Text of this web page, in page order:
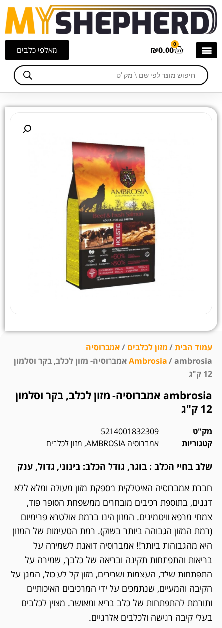
מאלפי כלבים ₪0.00
0
עמוד הבית/ מזון לכלבים /אמברוסיה
Ambrosia/ ambrosia אמברוסיה- מזון לכלב, בקר וסלמון
12 ק"ג
ambrosia אמברוסיה- מזון לכלב, בקר וסלמון
12 ק"ג
מק"ט
5214001832309
קטגוריות
אמברוסיה AMBROSIA , מזון לכלבים
שלב בחיי הכלב : בוגר, גודל הכלב: בינוני, גדול, ענק
חברת אמברוסיה האיטלקית מספקת מזון מעולה ומלא ללא
דגנים, בתוספת רכיבים מובחרים ממשפחת הסופר פוד,
צמחי מרפא וויטמינים. המזון הינו ברמת אולטרא פרימיום
(רמת המזון הגבוהה ביותר בשוק). רמת הטעימות של המזון
היא מהגבוהות ביותר!! אמברוסיה דואגת לשמירה על
בריאות והתפתחות תקינה ובריאה של כלבך, שמירה על
התפתחות שלד, העצמות ושרירים, מזון קל לעיכול, המגן על
הקיבה והמעיים, שנתמכים על ידי המרכיבים האיכותיים
ותורמת להתפתחות של כלב בריא ומאושר. מצוין לכלבים
בעלי קיבה רגישה ולכלבים אלרגיים.